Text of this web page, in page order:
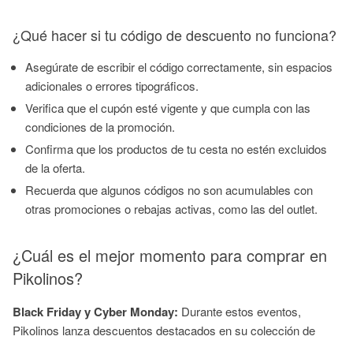
¿Qué hacer si tu código de descuento no funciona?
Asegúrate de escribir el código correctamente, sin espacios
adicionales o errores tipográficos.
Verifica que el cupón esté vigente y que cumpla con las
condiciones de la promoción.
Confirma que los productos de tu cesta no estén excluidos
de la oferta.
Recuerda que algunos códigos no son acumulables con
otras promociones o rebajas activas, como las del outlet.
¿Cuál es el mejor momento para comprar en
Pikolinos?
Black Friday y Cyber Monday: Durante estos eventos,
Pikolinos lanza descuentos destacados en su colección de